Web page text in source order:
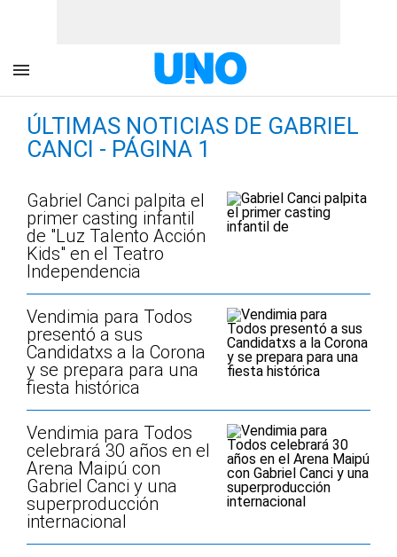
ÚLTIMAS NOTICIAS DE GABRIEL
CANCI - PÁGINA 1
Gabriel Canci palpita el
primer casting infantil
de "Luz Talento Acción
Kids" en el Teatro
Independencia
Vendimia para Todos
presentó a sus
Candidatxs a la Corona
y se prepara para una
fiesta histórica
Vendimia para Todos
celebrará 30 años en el
Arena Maipú con
Gabriel Canci y una
superproducción
internacional